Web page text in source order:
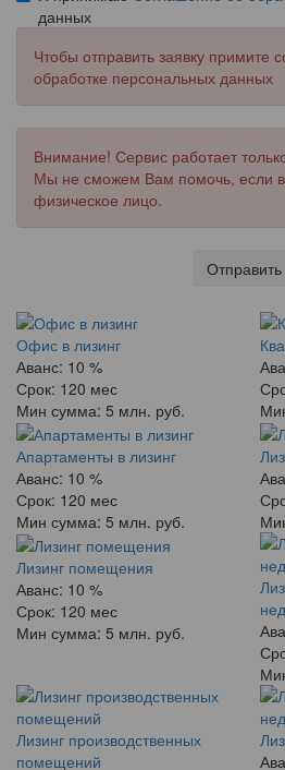
данных
Чтобы отправить заявку примите
обработке персональных данных
Внимание! Сервис работает
Мы не сможем Вам помочь, если
физическое лицо.
Отправить
Офис в лизинг
Аванс: 10 %
Срок: 120 мес
Мин сумма: 5 млн. руб.
Апартаменты в лизинг
Аванс: 10 %
Срок: 120 мес
Мин сумма: 5 млн. руб.
Лизинг помещения
Аванс: 10 %
Срок: 120 мес
Мин сумма: 5 млн. руб.
Лизинг производственных
помещений